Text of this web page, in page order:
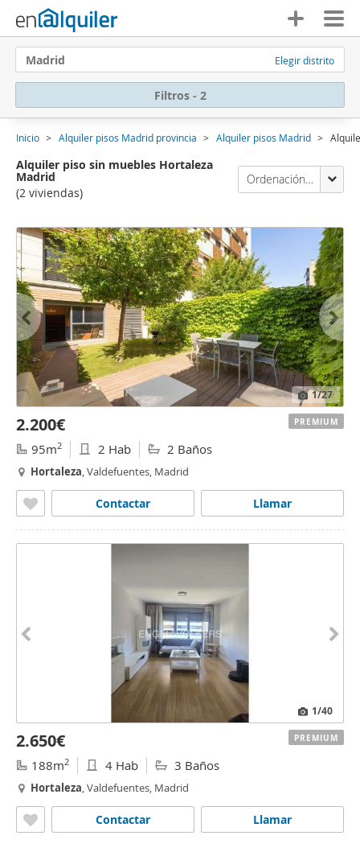
Madrid Elegir distrito
Filtros - 2
Inicio Alquiler pisos Madrid provincia Alquiler pisos Madrid
Alquiler piso sin muebles Hortaleza
Madrid
(2 viviendas)
Ordenación Enalquiler
1/27
2.200€
95m2 2 Hab 2 Baños
Hortaleza, Valdefuentes, Madrid
Llamar
Contactar
PREMIUM
1/40
2.650€
188m2 4 Hab 3 Baños
Hortaleza, Valdefuentes, Madrid
Llamar
Contactar
PREMIUM